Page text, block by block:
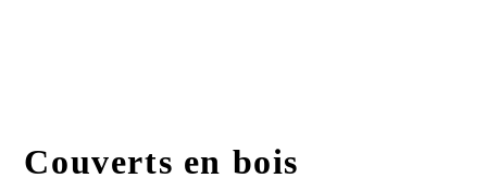
Couverts en bois